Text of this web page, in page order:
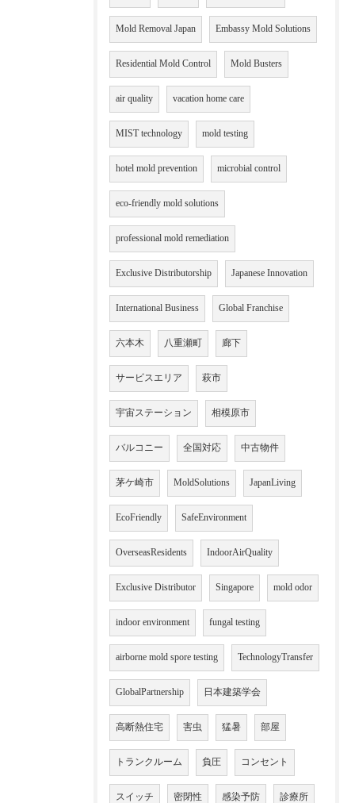
Mold Removal Japan Embassy Mold Solutions
Residential Mold Control Mold Busters
air quality vacation home care
MIST technology mold testing
hotel mold prevention microbial control
eco-friendly mold solutions
professional mold remediation
Exclusive Distributorship Japanese Innovation
International Business Global Franchise
六本木 八重瀬町 廊下
サービスエリア 萩市
宇宙ステーション 相模原市
バルコニー 全国対応 中古物件
茅ケ崎市 MoldSolutions JapanLiving
EcoFriendly SafeEnvironment
OverseasResidents IndoorAirQuality
Exclusive Distributor Singapore mold odor
indoor environment fungal testing
airborne mold spore testing TechnologyTransfer
GlobalPartnership 日本建築学会
高断熱住宅 害虫 猛暑 部屋
トランクルーム 負圧 コンセント
スイッチ 密閉性 感染予防 診療所